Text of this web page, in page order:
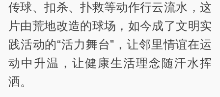
传球、扣杀、扑救等动作行云流水，这
片由荒地改造的球场，如今成了文明实
践活动的“活力舞台”，让邻里情谊在运
动中升温，让健康生活理念随汗水挥
洒。